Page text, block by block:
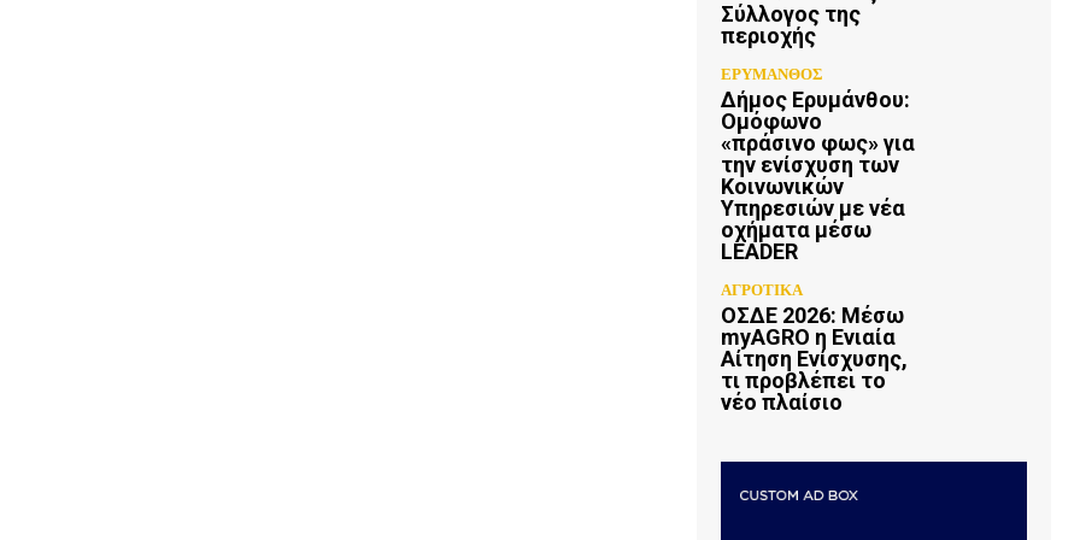
Σύλλογος της
περιοχής
ΕΡΥΜΑΝΘΟΣ
Δήμος Ερυμάνθου:
Ομόφωνο
«πράσινο φως» για
την ενίσχυση των
Κοινωνικών
Υπηρεσιών με νέα
οχήματα μέσω
LEADER
ΑΓΡΟΤΙΚΑ
ΟΣΔΕ 2026: Μέσω
myAGRO η Ενιαία
Αίτηση Ενίσχυσης,
τι προβλέπει το
νέο πλαίσιο